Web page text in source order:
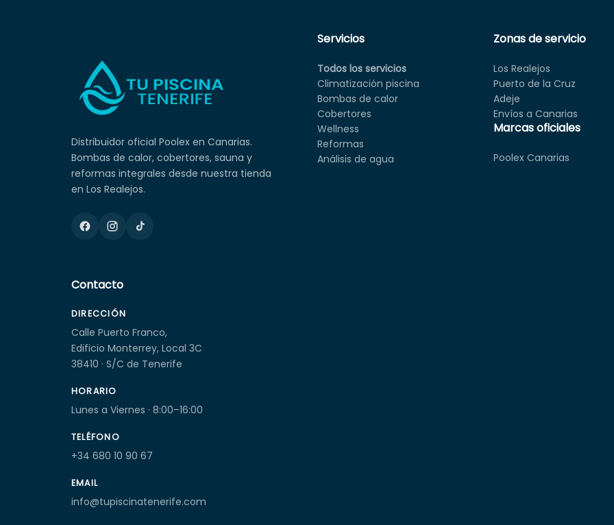
Distribuidor oficial Poolex en Canarias.
Bombas de calor, cobertores, sauna y
reformas integrales desde nuestra tienda
en Los Realejos.
Servicios
Todos los servicios
Climatización piscina
Bombas de calor
Cobertores
Wellness
Reformas
Análisis de agua
Zonas de servicio
Los Realejos
Puerto de la Cruz
Adeje
Envíos a Canarias
Marcas oficiales
Poolex Canarias
Contacto
DIRECCIÓN
Calle Puerto Franco,
Edificio Monterrey, Local 3C
38410 · S/C de Tenerife
HORARIO
Lunes a Viernes · 8:00–16:00
TELÉFONO
+34 680 10 90 67
EMAIL
info@tupiscinatenerife.com